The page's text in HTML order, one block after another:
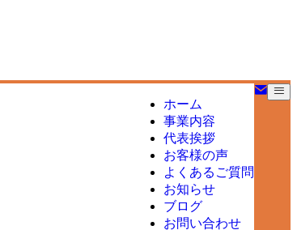
ホーム
事業内容
代表挨拶
お客様の声
よくあるご質問
お知らせ
ブログ
お問い合わせ